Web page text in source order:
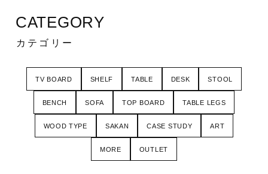
CATEGORY
カテゴリー
TV BOARD SHELF TABLE DESK STOOL
BENCH SOFA TOP BOARD TABLE LEGS
WOOD TYPE SAKAN CASE STUDY ART
MORE OUTLET